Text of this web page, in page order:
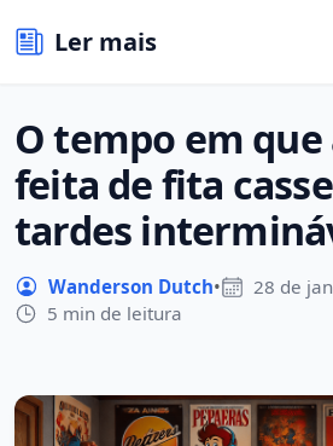
Ler mais
O tempo em que
feita de fita
tardes
Wanderson Dutch• 28 de
5 min de leitura